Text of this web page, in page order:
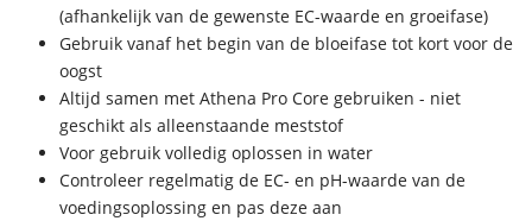
(afhankelijk van de gewenste EC-waarde en groeifase)
Gebruik vanaf het begin van de bloeifase tot kort voor de
oogst
Altijd samen met Athena Pro Core gebruiken - niet
geschikt als alleenstaande meststof
Voor gebruik volledig oplossen in water
Controleer regelmatig de EC- en pH-waarde van de
voedingsoplossing en pas deze aan